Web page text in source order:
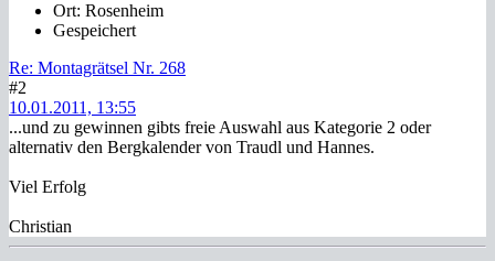
Ort: Rosenheim
Gespeichert
Re: Montagrätsel Nr. 268
#2
10.01.2011, 13:55
...und zu gewinnen gibts freie Auswahl aus Kategorie 2 oder
alternativ den Bergkalender von Traudl und Hannes.
Viel Erfolg
Christian